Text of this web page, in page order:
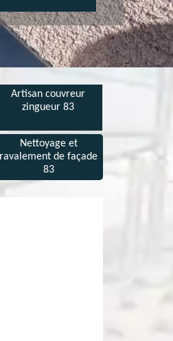
Artisan couvreur
zingueur 83
Nettoyage et
ravalement de façade
83